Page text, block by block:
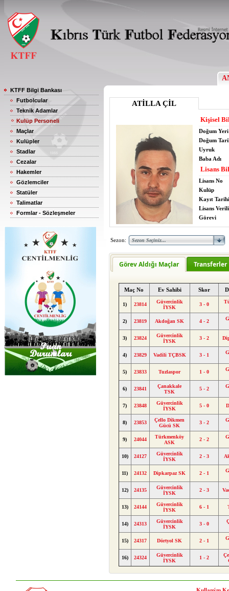
KTFF Bilgi Bankası
Futbolcular
Teknik Adamlar
Kulüp Personeli
Maçlar
Kulüpler
Stadlar
Cezalar
Hakemler
Gözlemciler
Statüler
Talimatlar
Formlar - Sözleşmeler
ATİLLA ÇİL
Kişisel
Doğum Yeri
Doğum
Uyruk
Baba Adı
Lisans
Lisans No
Kulüp
Kayıt Tarihi
Lisans
Görevi
Sezon:
Görev Aldığı Maçlar Transferler
Maç No Ev Sahibi Skor
1) 23814
Güvercinlik
İYSK
3 - 0
2) 23819 Akdoğan SK 4 - 2
3) 23824
Güvercinlik
İYSK
3 - 2
4) 23829 Vadili TÇBSK 3 - 1
5) 23833 Tuzlaspor 1 - 0
6) 23841
Çanakkale
TSK
5 - 2
7) 23848
Güvercinlik
İYSK
5 - 0
8) 23853
Çello Dikmen
Gücü SK
3 - 2
9) 24044
Türkmenköy
ASK
2 - 2
10) 24127
Güvercinlik
İYSK
2 - 3
11) 24132 Dipkarpaz SK 2 - 1
12) 24135
Güvercinlik
İYSK
2 - 3
13) 24144
Güvercinlik
İYSK
6 - 1
14) 24313
Güvercinlik
İYSK
3 - 0
15) 24317 Dörtyol SK 2 - 1
16) 24324
Güvercinlik
İYSK
1 - 2